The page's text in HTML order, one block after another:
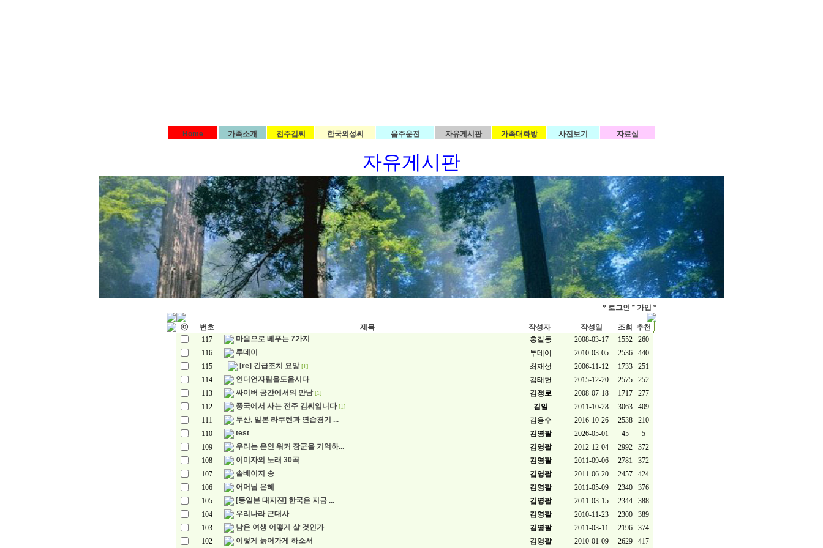
Home 가족소개 전주김씨 한국의성씨 음주운전 자유게시판 가족대화방 사진보기 자료실
자유게시판
* 로그인 * 가입 *
ⓒ 번호 제목 작성자 작성일 조회
추천
117
마음으로 베푸는 7가지 홍길동 2008-03-17 1552
260
116
투데이 투데이 2010-03-05 2536
440
115
[re] 긴급조치 요망 [1] 최재성 2006-11-12 1733
251
114
인디언자립을도웁시다 김태헌 2015-12-20 2575
252
113
싸이버 공간에서의 만남 [1] 김정로 2008-07-18 1717
277
112
중국에서 사는 전주 김씨입니다 [1] 김일 2011-10-28 3063
409
111
두산, 일본 라쿠텐과 연습경기 ... 김응수 2016-10-26 2538
210
110
test 김영팔 2026-05-01 45
5
109
우리는 은인 워커 장군을 기억하... 김영팔 2012-12-04 2992
372
108
이미자의 노래 30곡 김영팔 2011-09-06 2781
372
107
솔베이지 송 김영팔 2011-06-20 2457
424
106
어머님 은혜 김영팔 2011-05-09 2340
376
105
[동일본 대지진] 한국은 지금 ... 김영팔 2011-03-15 2344
388
104
우리나라 근대사 김영팔 2010-11-23 2300
389
103
남은 여생 어떻게 살 것인가 김영팔 2011-03-11 2196
374
102
이렇게 늙어가게 하소서 김영팔 2010-01-09 2629 417